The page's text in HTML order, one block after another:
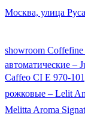
Москва, улица
showroom
автоматические –
Caffeo CI Е 970-
рожковые – Lelit
Melitta Aroma